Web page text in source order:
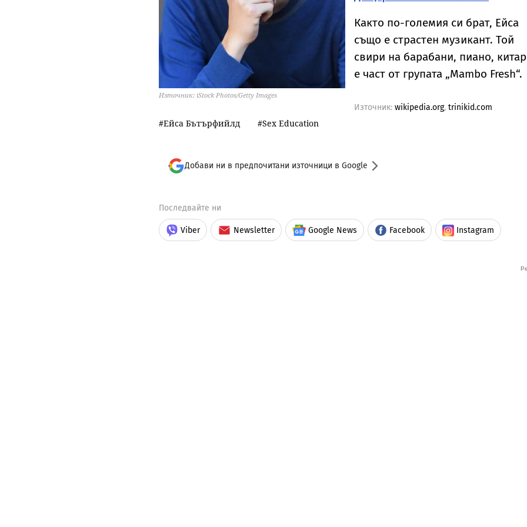
Източник: iStock Photos/Getty Images
Както по-големия си брат, Ейса
също е страстен музикант. Той
свири на барабани, пиано,
е част от групата „Mambo Fresh“.
Източник: wikipedia.org, trinikid.com
Ейса Бътърфийлд Sex Education
Добави ни в предпочитани източници в Google
Последвайте ни
Viber Newsletter Google News Facebook Instagram